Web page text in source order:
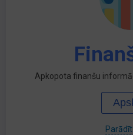
Apkopota finanšu